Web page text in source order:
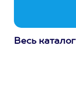
Весь каталог